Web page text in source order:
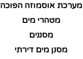
מערכת אוסמוזה הפוכה
מטהרי מים
מסננים
מסנן מים דירתי